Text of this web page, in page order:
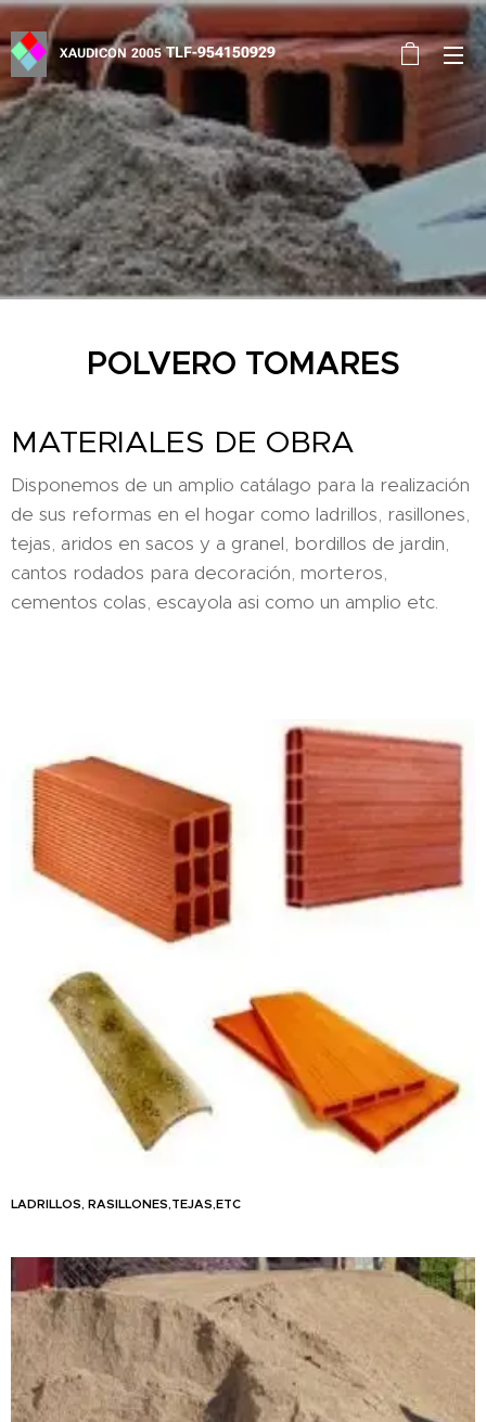
XAUDICON 2005 TLF-954150929
POLVERO TOMARES
MATERIALES DE OBRA
Disponemos de un amplio catálago para la realización
de sus reformas en el hogar como ladrillos, rasillones,
tejas, aridos en sacos y a granel, bordillos de jardin,
cantos rodados para decoración, morteros,
cementos colas, escayola asi como un amplio etc.
LADRILLOS, RASILLONES,TEJAS,ETC